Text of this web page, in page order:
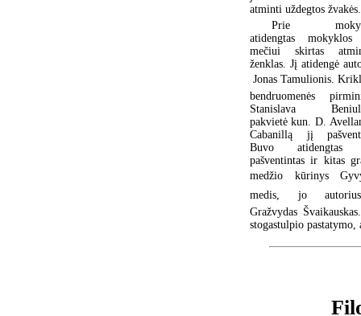
atminti uždegtos žvakės.
Prie
atidengtas mokyklos
mečiui skirtas
ženklas. Jį atidengė
 Jonas Tamulionis.
bendruomenės
Stanislava
pakvietė kun. D.
Cabanillą jį
Buvo atidengtas
pašventintas ir kitas
medžio kūrinys
medis, jo
Gražvydas
stogastulpio